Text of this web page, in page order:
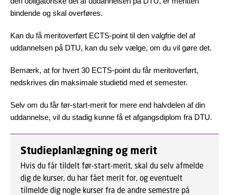
bindende og skal overføres.
Kan du få meritoverført ECTS-point til den valgfrie del af
uddannelsen på DTU, kan du selv vælge, om du vil gøre det.
Bemærk, at for hvert 30 ECTS-point du får meritoverført,
nedskrives din maksimale studietid med et semester.
Selv om du får før-start-merit for mere end halvdelen af din
uddannelse, vil du stadig kunne få et afgangsdiplom fra DTU.
Studieplanlægning og merit
Hvis du får tildelt før-start-merit, skal du selv afmelde
dig de kurser, du har fået merit for, og eventuelt
tilmelde dig nogle kurser fra de andre semestre på